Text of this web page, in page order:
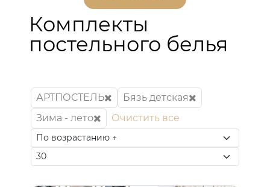
Комплекты
постельного белья
АРТПОСТЕЛЬ
Бязь детская
Зима - лето
Очистить все